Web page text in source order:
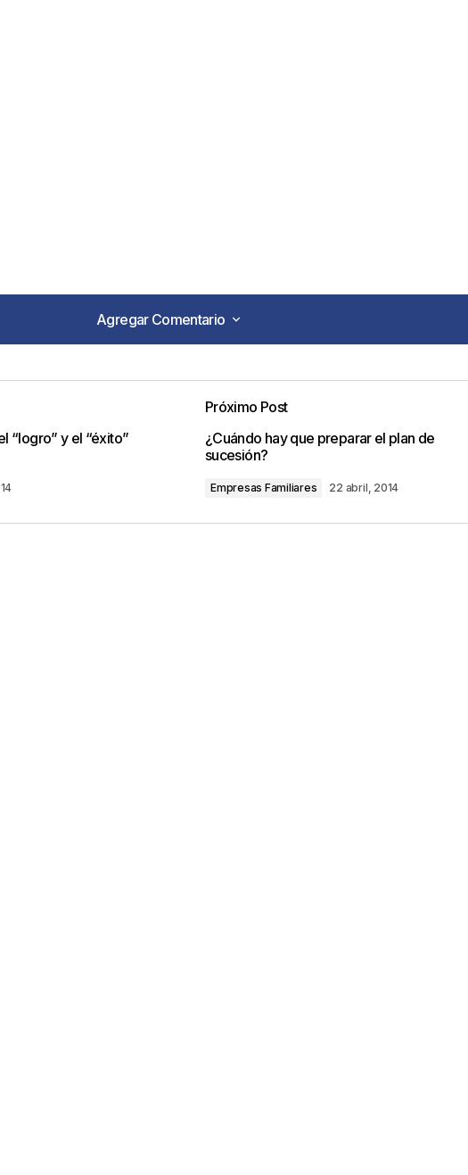
Agregar Comentario
Agregar Comentario
no será publicada.
Los campos obligatorios están
“logro” y el “éxito”
Próximo Post
¿Cuándo hay que preparar el plan de
sucesión?
Empresas Familiares 22 abril, 2014